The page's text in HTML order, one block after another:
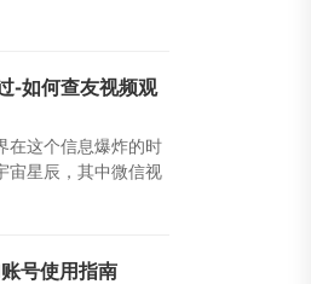
-如何查友视频观
在这个信息爆炸的时
宙星辰，其中微信视
号使用指南